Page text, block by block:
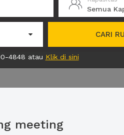
Semua
CARI
4848 atau Klik di sini
meeting